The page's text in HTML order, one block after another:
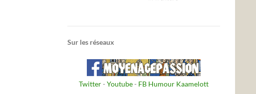
Sur les réseaux
Twitter- Youtube- FB Humour Kaamelott